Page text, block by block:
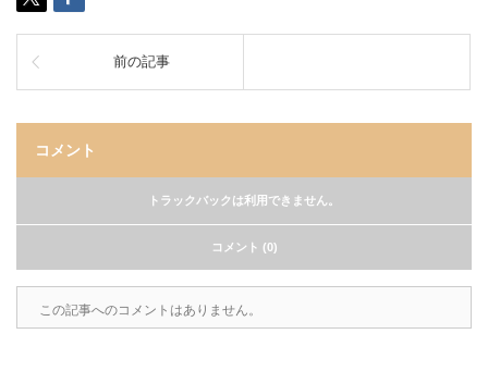
前の記事
コメント
トラックバックは利用できません。
コメント (0)
この記事へのコメントはありません。